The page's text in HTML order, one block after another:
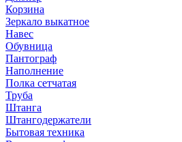
Корзина
Зеркало выкатное
Навес
Обувница
Пантограф
Наполнение
Полка сетчатая
Труба
Штанга
Штангодержатели
Бытовая техника